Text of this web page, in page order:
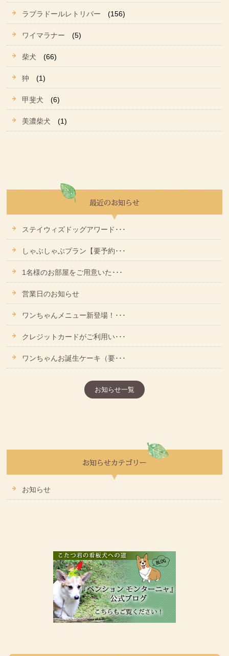
ラブラドールレトリバー (156)
ワイマラナー (5)
柴犬 (66)
狆 (1)
甲斐犬 (6)
美濃柴犬 (1)
ステイウィズドッグアワード･･･
しゃぶしゃぶプラン【要予約･･･
1名様のお部屋をご用意いた･･･
営業日のお知らせ
ワンちゃんメニュー新登場！･･･
クレジットカードがご利用い･･･
ワンちゃんお誕生ケーキ（要･･･
お知らせ一覧
お知らせ